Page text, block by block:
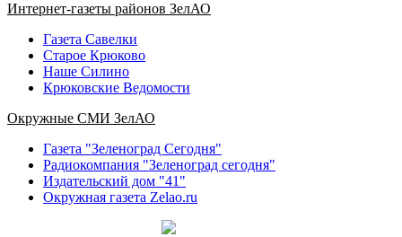
Интернет-газеты районов ЗелАО
Газета Савелки
Старое Крюково
Наше Силино
Крюковские Ведомости
Окружные СМИ ЗелАО
Газета "Зеленоград Сегодня"
Радиокомпания "Зеленоград сегодня"
Издательский дом "41"
Окружная газета Zelao.ru